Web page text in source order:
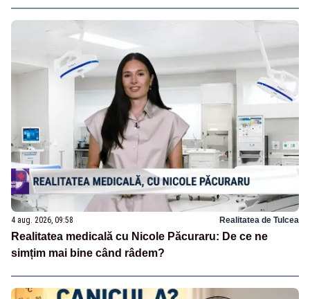
4 aug. 2026, 09:58 Realitatea de Tulcea
Realitatea medicală cu Nicole Păcuraru: De ce ne
simțim mai bine când râdem?